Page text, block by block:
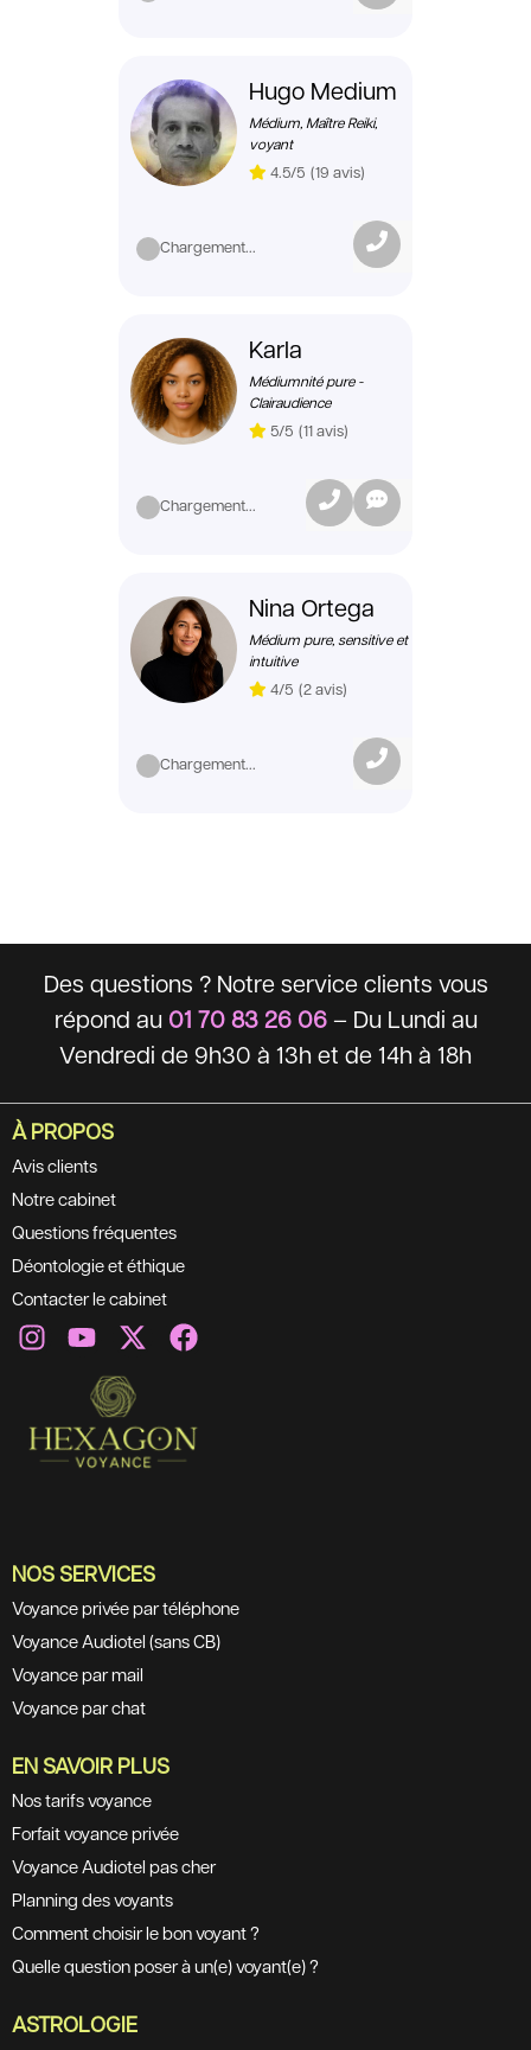
Hugo Medium
Médium, Maître Reiki,
voyant
4.5/5 (19 avis)
Chargement...
Karla
Médiumnité pure -
Clairaudience
5/5 (11 avis)
Chargement...
Nina Ortega
Médium pure, sensitive et
intuitive
4/5 (2 avis)
Chargement...
Des questions ? Notre service clients vous
répond au 01 70 83 26 06– Du Lundi au
Vendredi de 9h30 à 13h et de 14h à 18h
À PROPOS
Avis clients
Notre cabinet
Questions fréquentes
Déontologie et éthique
Contacter le cabinet
NOS SERVICES
Voyance privée par téléphone
Voyance Audiotel (sans CB)
Voyance par mail
Voyance par chat
EN SAVOIR PLUS
Nos tarifs voyance
Forfait voyance privée
Voyance Audiotel pas cher
Planning des voyants
Comment choisir le bon voyant ?
Quelle question poser à un(e) voyant(e) ?
ASTROLOGIE